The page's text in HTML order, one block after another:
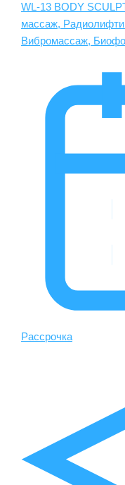
WL-13 BODY
массаж,
Вибромассаж,
Рассрочка